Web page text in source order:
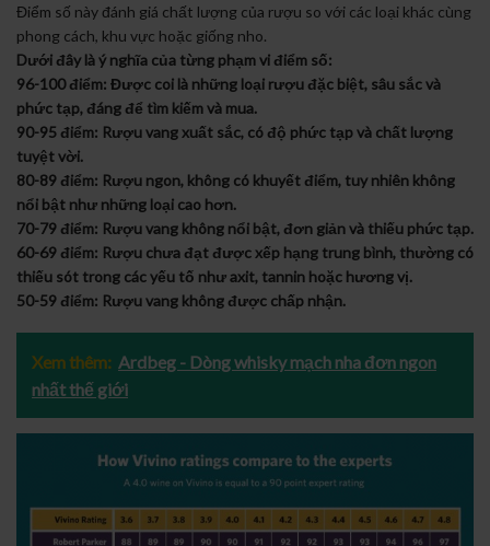
Điểm số này đánh giá chất lượng của rượu so với các loại khác cùng
phong cách, khu vực hoặc giống nho.
Dưới đây là ý nghĩa của từng phạm vi điểm số:
96-100 điểm: Được coi là những loại rượu đặc biệt, sâu sắc và
phức tạp, đáng để tìm kiếm và mua.
90-95 điểm: Rượu vang xuất sắc, có độ phức tạp và chất lượng
tuyệt vời.
80-89 điểm: Rượu ngon, không có khuyết điểm, tuy nhiên không
nổi bật như những loại cao hơn.
70-79 điểm: Rượu vang không nổi bật, đơn giản và thiếu phức tạp.
60-69 điểm: Rượu chưa đạt được xếp hạng trung bình, thường có
thiếu sót trong các yếu tố như axit, tannin hoặc hương vị.
50-59 điểm: Rượu vang không được chấp nhận.
Xem thêm: Ardbeg - Dòng whisky mạch nha đơn ngon
nhất thế giới